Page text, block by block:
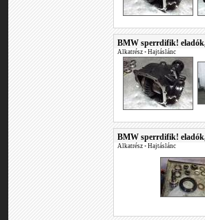
BMW sperrdifik!
Alkatrész • Hajtáslánc
BMW sperrdifik!
Alkatrész • Hajtáslánc